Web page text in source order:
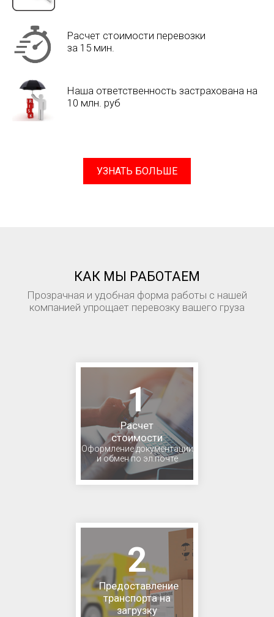
Расчет стоимости перевозки
за 15 мин.
Наша ответственность застрахована на
10 млн. руб
УЗНАТЬ БОЛЬШЕ
КАК МЫ РАБОТАЕМ
Прозрачная и удобная форма работы с нашей
компанией упрощает перевозку вашего груза
1
Расчет
стоимости
Оформление документации
и обмен по эл.почте
2
Предоставление
транспорта на
загрузку